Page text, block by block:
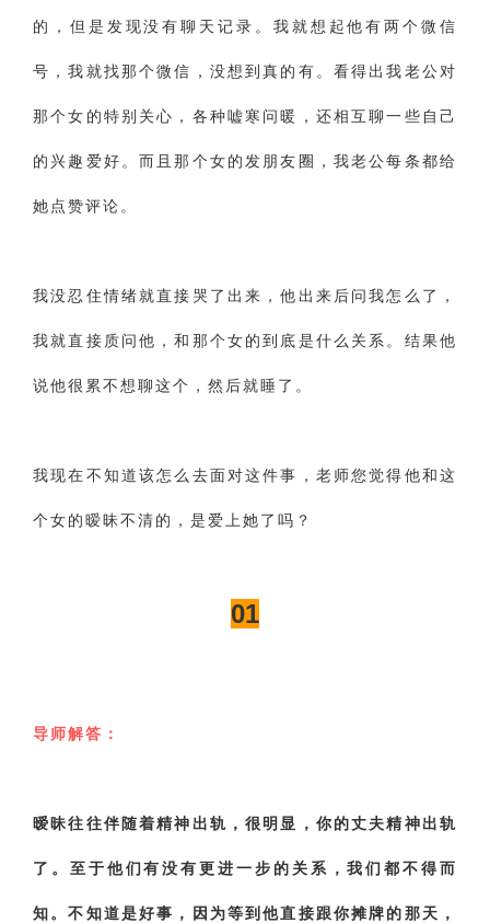
的，但是发现没有聊天记录。我就想起他有两个微信
号，我就找那个微信，没想到真的有。看得出我老公对
那个女的特别关心，各种嘘寒问暖，还相互聊一些自己
的兴趣爱好。而且那个女的发朋友圈，我老公每条都给
她点赞评论。
我没忍住情绪就直接哭了出来，他出来后问我怎么了，
我就直接质问他，和那个女的到底是什么关系。结果他
说他很累不想聊这个，然后就睡了。
我现在不知道该怎么去面对这件事，老师您觉得他和这
个女的暧昧不清的，是爱上她了吗？
01
导师解答：
暧昧往往伴随着精神出轨，很明显，你的丈夫精神出轨
了。至于他们有没有更进一步的关系，我们都不得而
知。不知道是好事，因为等到他直接跟你摊牌的那天，